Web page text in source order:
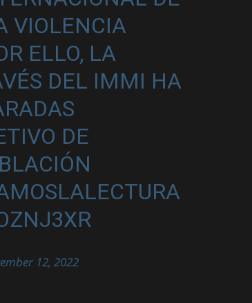
VIOLENCIA
ELLO, LA
DEL IMMI HA
DE
12, 2022